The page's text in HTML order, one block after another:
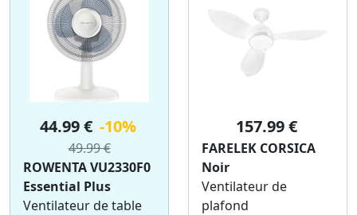
44.99 € -10%
49.99 €
ROWENTA VU2330F0
Essential Plus
Ventilateur de table
157.99 €
FARELEK CORSICA
Noir
Ventilateur de
plafond